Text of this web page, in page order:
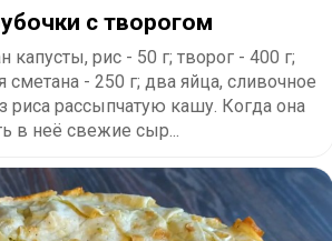
с творогом
капусты, рис - 50 г; творог - 400 г;
сметана - 250 г; два яйца, сливочное
риса рассыпчатую кашу. Когда она
в неё свежие сыр...